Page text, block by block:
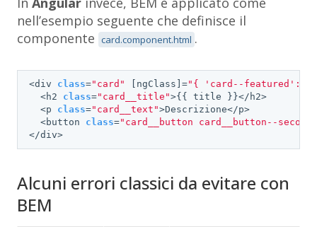
nell’esempio seguente che definisce il
componente
card.component.html .
<div class="card" [ngClass]="{ 'card--featured':
  <h2
class="card__title">{{ title }}</h2>
  <p
class="card__text">Descrizione</p>
  <button
class="card__button card__button--
</div>
Alcuni errori classici da evitare con
BEM